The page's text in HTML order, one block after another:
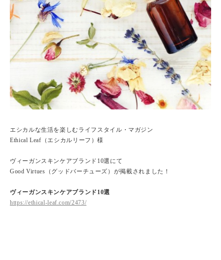
エシカルな生活を楽しむライフスタイル・マガジン
Ethical Leaf（エシカルリーフ）様
ヴィーガンスキンケアブランド10選にて
Good Virtues（グッドバーチューズ）が掲載されました！
ヴィーガンスキンケアブランド10選
https://ethical-leaf.com/2473/